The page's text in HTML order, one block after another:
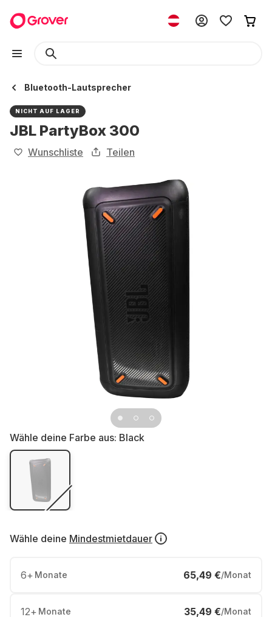
Bluetooth-Lautsprecher
NICHT AUF LAGER
JBL PartyBox 300
Wunschliste Teilen
Wähle deine Farbe aus: Black
Wähle deine Mindestmietdauer
6+ Monate 65,49 €/Monat
12+ Monate 35,49 €/Monat